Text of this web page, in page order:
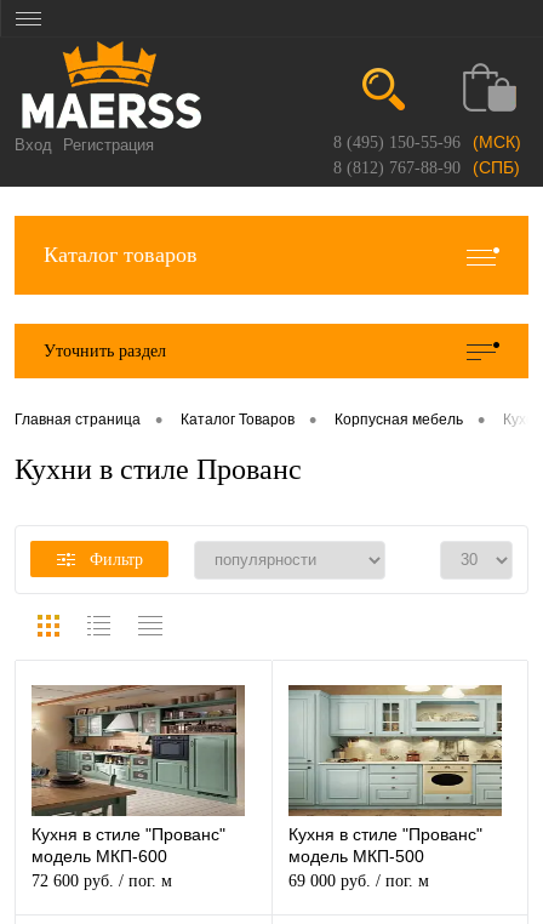
Вход Регистрация 8 (495) 150-55-96 (МСК)
8 (812) 767-88-90 (СПБ)
Каталог товаров
Уточнить раздел
Главная страница • Каталог Товаров • Корпусная мебель •
Кухни в стиле Прованс
Фильтр
Кухня в стиле "Прованс"
модель МКП-600
72 600 руб. / пог. м
Кухня в стиле "Прованс"
модель МКП-500
69 000 руб. / пог. м